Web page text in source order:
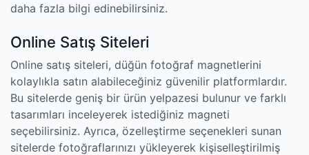
daha fazla bilgi edinebilirsiniz.
Online Satış Siteleri
Online satış siteleri, düğün fotoğraf magnetlerini
kolaylıkla satın alabileceğiniz güvenilir platformlardır.
Bu sitelerde geniş bir ürün yelpazesi bulunur ve farklı
tasarımları inceleyerek istediğiniz magneti
seçebilirsiniz. Ayrıca, özelleştirme seçenekleri sunan
sitelerde fotoğraflarınızı yükleyerek kişiselleştirilmiş